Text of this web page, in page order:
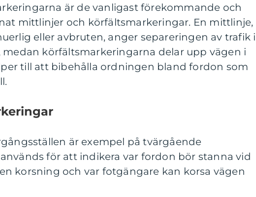
är de vanligast förekommande och
mittlinjer och körfältsmarkeringar. En mittlinje,
eller avbruten, anger separeringen av trafik i
körfältsmarkeringarna delar upp vägen i
till att bibehålla ordningen bland fordon som
är exempel på tvärgående
för att indikera var fordon bör stanna vid
korsning och var fotgängare kan korsa vägen